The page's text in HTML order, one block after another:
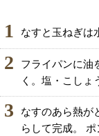
1 なすと玉ねぎは
2
フライパンに油
く。塩・こしょ
3
なすのあら熱が
らして完成。 ポ